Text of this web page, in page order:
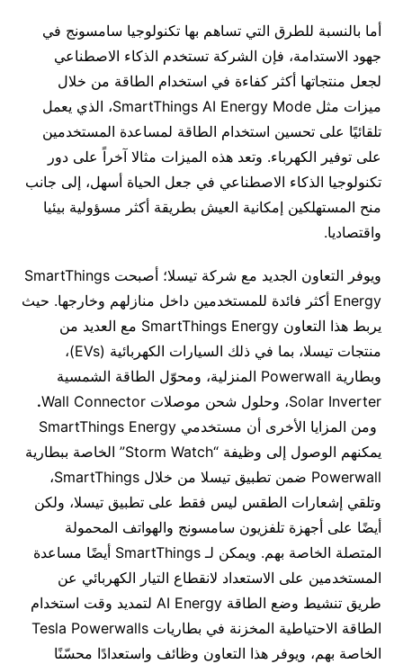
أما بالنسبة للطرق التي تساهم بها تكنولوجيا سامسونج في
جهود الاستدامة، فإن الشركة تستخدم الذكاء الاصطناعي
لجعل منتجاتها أكثر كفاءة في استخدام الطاقة من خلال
ميزات مثل SmartThings AI Energy Mode، الذي يعمل
تلقائيًا على تحسين استخدام الطاقة لمساعدة المستخدمين
على توفير الكهرباء. وتعد هذه الميزات مثالا آخراً على دور
تكنولوجيا الذكاء الاصطناعي في جعل الحياة أسهل، إلى جانب
منح المستهلكين إمكانية العيش بطريقة أكثر مسؤولية بيئيا
واقتصاديا.
ويوفر التعاون الجديد مع شركة تيسلا؛ أصبحت SmartThings
Energy أكثر فائدة للمستخدمين داخل منازلهم وخارجها. حيث
يربط هذا التعاون SmartThings Energy مع العديد من
منتجات تيسلا، بما في ذلك السيارات الكهربائية (EVs)،
وبطارية Powerwall المنزلية، ومحوّل الطاقة الشمسية
Solar Inverter، وحلول شحن موصلات Wall Connector
.
ومن المزايا الأخرى أن مستخدمي SmartThings Energy
يمكنهم الوصول إلى وظيفة “Storm Watch” الخاصة ببطارية
Powerwall ضمن تطبيق تيسلا من خلال SmartThings،
وتلقي إشعارات الطقس ليس فقط على تطبيق تيسلا، ولكن
أيضًا على أجهزة تلفزيون سامسونج والهواتف المحمولة
المتصلة الخاصة بهم. ويمكن لـ SmartThings أيضًا مساعدة
المستخدمين على الاستعداد لانقطاع التيار الكهربائي عن
طريق تنشيط وضع الطاقة AI Energy لتمديد وقت استخدام
الطاقة الاحتياطية المخزنة في بطاريات Tesla Powerwalls
الخاصة بهم، ويوفر هذا التعاون وظائف واستعدادًا محسّنًا